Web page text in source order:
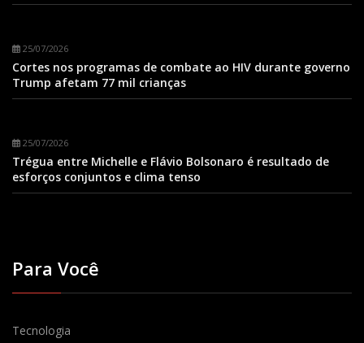
25/07/2026
Cortes nos programas de combate ao HIV durante governo
Trump afetam 77 mil crianças
25/07/2026
Trégua entre Michelle e Flávio Bolsonaro é resultado de
esforços conjuntos e clima tenso
Para Você
Tecnologia